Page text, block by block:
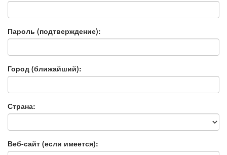
Пароль (подтверждение):
Город (ближайший):
Страна:
Веб-сайт (если имеется):